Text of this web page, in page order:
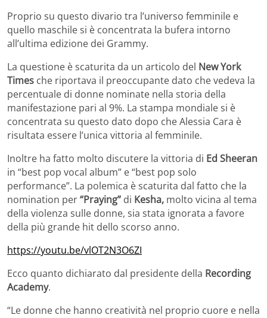
Proprio su questo divario tra l’universo femminile e
quello maschile si è concentrata la bufera intorno
all’ultima edizione dei Grammy.
La questione è scaturita da un articolo del New York
Times che riportava il preoccupante dato che vedeva la
percentuale di donne nominate nella storia della
manifestazione pari al 9%. La stampa mondiale si è
concentrata su questo dato dopo che Alessia Cara è
risultata essere l’unica vittoria al femminile.
Inoltre ha fatto molto discutere la vittoria di Ed Sheeran
in “best pop vocal album” e “best pop solo
performance”. La polemica è scaturita dal fatto che la
nomination per“Praying” di Kesha, molto vicina al tema
della violenza sulle donne, sia stata ignorata a favore
della più grande hit dello scorso anno.
https://youtu.be/vlOT2N3O6ZI
Ecco quanto dichiarato dal presidente della Recording
Academy.
“Le donne che hanno creatività nel proprio cuore e nella